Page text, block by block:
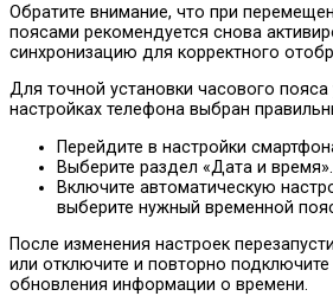
Обратите внимание, что при
поясами рекомендуется снова
синхронизацию для корректного
Для точной установки часового пояса
настройках телефона выбран
Перейдите в настройки
Выберите раздел «Дата и время».
Включите автоматическую
выберите нужный временной
После изменения настроек
или отключите и повторно
обновления информации о времени.